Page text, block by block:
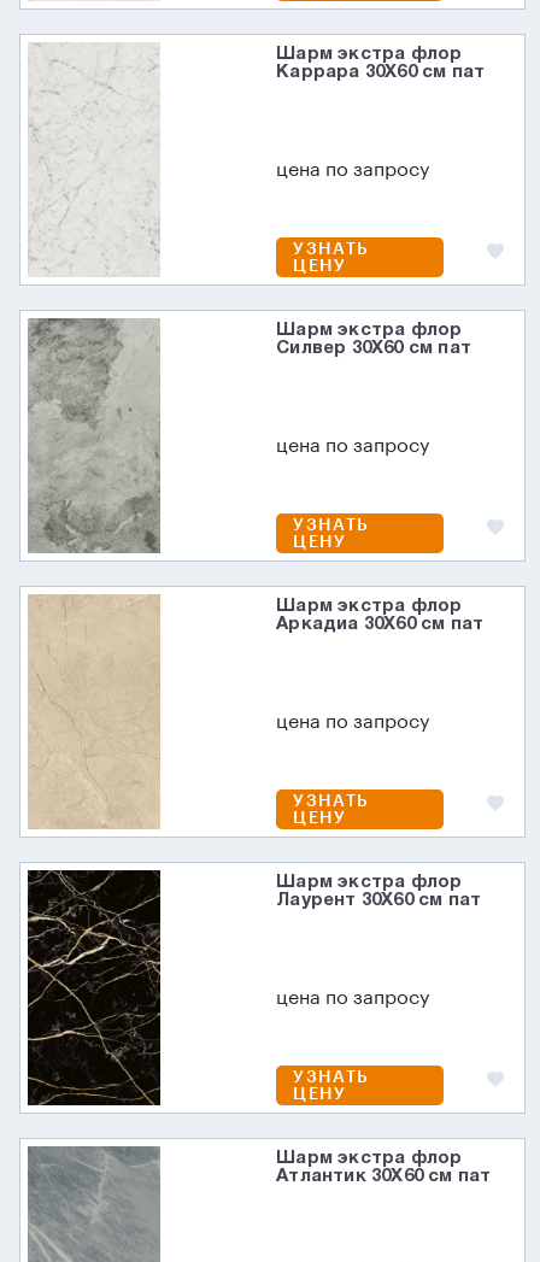
Шарм экстра флор
Каррара 30X60 см пат
цена по запросу
УЗНАТЬ
ЦЕНУ
Шарм экстра флор
Силвер 30X60 см пат
цена по запросу
УЗНАТЬ
ЦЕНУ
Шарм экстра флор
Аркадиа 30X60 см пат
цена по запросу
УЗНАТЬ
ЦЕНУ
Шарм экстра флор
Лаурент 30X60 см пат
цена по запросу
УЗНАТЬ
ЦЕНУ
Шарм экстра флор
Атлантик 30X60 см пат